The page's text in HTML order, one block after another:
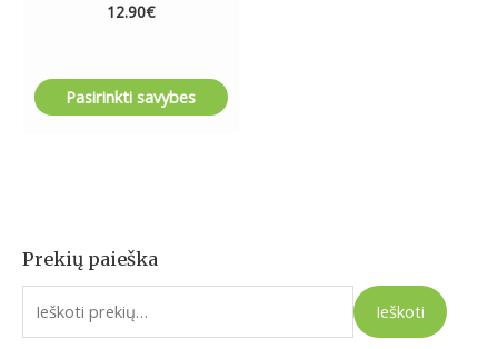
Prekių paieška
I
e
Ieškoti
12.90€
Pasirinkti savybes